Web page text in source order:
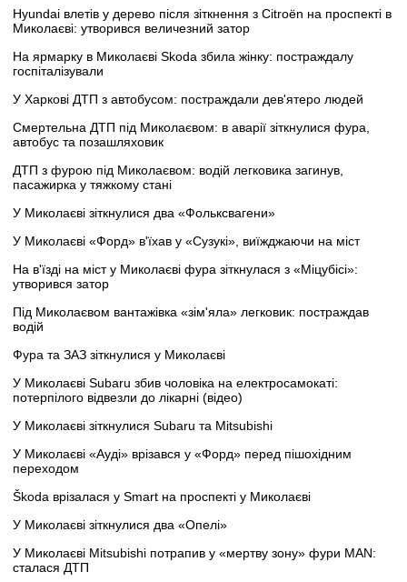
Hyundai влетів у дерево після зіткнення з Citroën на проспекті в
Миколаєві: утворився величезний затор
На ярмарку в Миколаєві Skoda збила жінку: постраждалу
госпіталізували
У Харкові ДТП з автобусом: постраждали дев'ятеро людей
Смертельна ДТП під Миколаєвом: в аварії зіткнулися фура,
автобус та позашляховик
ДТП з фурою під Миколаєвом: водій легковика загинув,
пасажирка у тяжкому стані
У Миколаєві зіткнулися два «Фольксвагени»
У Миколаєві «Форд» в'їхав у «Сузукі», виїжджаючи на міст
На в'їзді на міст у Миколаєві фура зіткнулася з «Міцубісі»:
утворився затор
Під Миколаєвом вантажівка «зім'яла» легковик: постраждав
водій
Фура та ЗАЗ зіткнулися у Миколаєві
У Миколаєві Subaru збив чоловіка на електросамокаті:
потерпілого відвезли до лікарні (відео)
У Миколаєві зіткнулися Subaru та Mitsubishi
У Миколаєві «Ауді» врізався у «Форд» перед пішохідним
переходом
Škoda врізалася у Smart на проспекті у Миколаєві
У Миколаєві зіткнулися два «Опелі»
У Миколаєві Mitsubishi потрапив у «мертву зону» фури MAN:
сталася ДТП